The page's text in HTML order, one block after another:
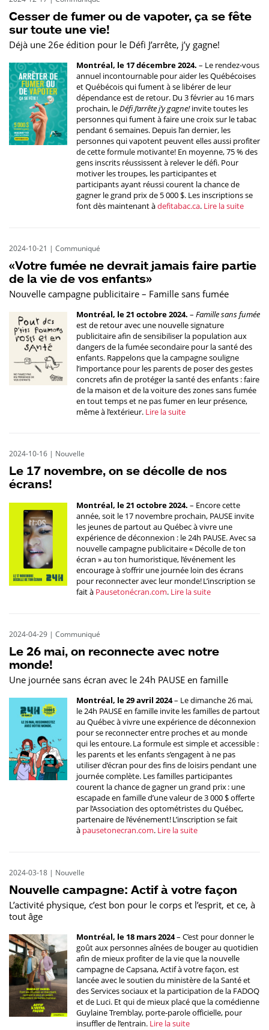
Cesser de fumer ou de vapoter, ça se fête
sur toute une vie!
Déjà une 26e édition pour le Défi J’arrête, j’y gagne!
Montréal, le 17 décembre 2024. – Le rendez-vous
annuel incontournable pour aider les Québécoises
et Québécois qui fument à se libérer de leur
dépendance est de retour. Du 3 février au 16 mars
prochain, leDéfi J’arrête j’y gagne!invite toutes les
personnes qui fument à faire une croix sur le tabac
pendant 6 semaines. Depuis l’an dernier, les
personnes qui vapotent peuvent elles aussi profiter
de cette formule motivante! En moyenne, 75 % des
gens inscrits réussissent à relever le défi. Pour
motiver les troupes, les participantes et
participants ayant réussi courent la chance de
gagner le grand prix de 5 000 $. Les inscriptions se
font dès maintenant àdefitabac.ca. Lire la suite
2024-10-21 | Communiqué
«Votre fumée ne devrait jamais faire partie
de la vie de vos enfants»
Nouvelle campagne publicitaire – Famille sans fumée
Montréal, le 21 octobre 2024. – Famille sans fumée
est de retour avec une nouvelle signature
publicitaire afin de sensibiliser la population aux
dangers de la fumée secondaire pour la santé des
enfants. Rappelons que la campagne souligne
l’importance pour les parents de poser des gestes
concrets afin de protéger la santé des enfants : faire
de la maison et de la voiture des zones sans fumée
en tout temps et ne pas fumer en leur présence,
même à l’extérieur. Lire la suite
2024-10-16 | Nouvelle
Le 17 novembre, on se décolle de nos
écrans!
Montréal, le 21 octobre 2024. – Encore cette
année, soit le 17 novembre prochain, PAUSE invite
les jeunes de partout au Québec à vivre une
expérience de déconnexion : le 24h PAUSE. Avec sa
nouvelle campagne publicitaire « Décolle de ton
écran » au ton humoristique, l’événement les
encourage à s’offrir une journée loin des écrans
pour reconnecter avec leur monde! L’inscription se
fait à Pausetonécran.com. Lire la suite
2024-04-29 | Communiqué
Le 26 mai, on reconnecte avec notre
monde!
Une journée sans écran avec le 24h PAUSE en famille
Montréal, le 29 avril 2024– Le dimanche 26 mai,
le 24h PAUSE en famille invite les familles de partout
au Québec à vivre une expérience de déconnexion
pour se reconnecter entre proches et au monde
qui les entoure. La formule est simple et accessible :
les parents et les enfants s’engagent à ne pas
utiliser d’écran pour des fins de loisirs pendant une
journée complète. Les familles participantes
courent la chance de gagner un grand prix : une
escapade en famille d’une valeur de 3 000 $ offerte
par l’Association des optométristes du Québec,
partenaire de l’événement! L’inscription se fait
à pausetonecran.com. Lire la suite
2024-03-18 | Nouvelle
Nouvelle campagne: Actif à votre façon
L’activité physique, c’est bon pour le corps et l’esprit, et ce, à
tout âge
Montréal, le 18 mars 2024– C’est pour donner le
goût aux personnes aînées de bouger au quotidien
afin de mieux profiter de la vie que la nouvelle
campagne de Capsana, Actif à votre façon, est
lancée avec le soutien du ministère de la Santé et
des Services sociaux et la participation de la FADOQ
et de Luci. Et qui de mieux placé que la comédienne
Guylaine Tremblay, porte-parole officielle, pour
insuffler de l’entrain. Lire la suite